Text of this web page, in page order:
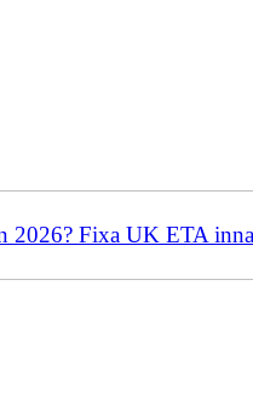
2026? Fixa UK ETA